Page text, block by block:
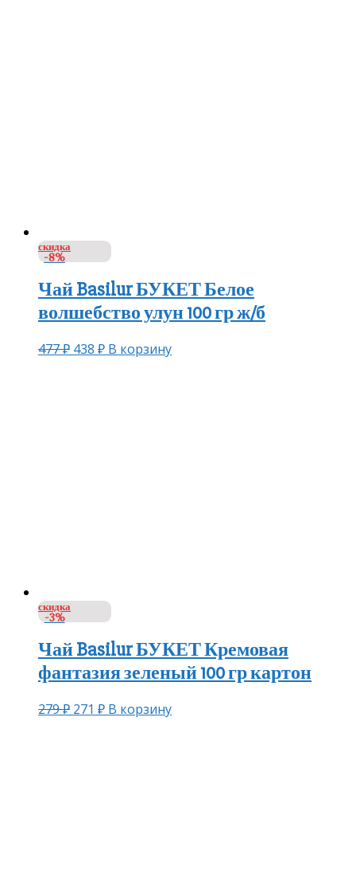
скидка
-8%
Чай Basilur БУКЕТ Белое
волшебство улун 100 гр ж/б
477₽ 438 ₽ В корзину
скидка
-3%
Чай Basilur БУКЕТ Кремовая
фантазия зеленый 100 гр картон
279₽ 271 ₽ В корзину